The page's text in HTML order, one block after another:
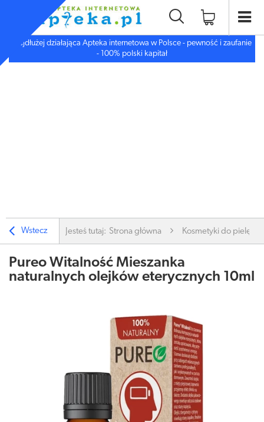
Najdłużej działająca Apteka internetowa w Polsce - pewność i zaufanie
- 100% polski kapitał
Wstecz Jesteś tutaj: Strona główna Kosmetyki do
Pureo Witalność Mieszanka
naturalnych olejków eterycznych 10ml